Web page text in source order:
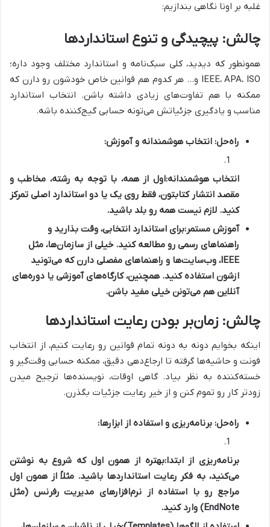
غلبه بر اونا نگاهی بندازیم:
چالش: پیچیدگی و تنوع استانداردها
همونطور که دیدید، کلی سبک‌نامه و استاندارد مختلف وجود داره؛
IEEE، APA، ISO و… هر کدوم هم قوانین خاص خودشون رو دارن که
ممکنه با هم تفاوت‌های زیادی داشته باشن. انتخاب استاندارد
مناسب و یادگیری جزئیاتش می‌تونه حسابی گیج‌کننده باشه.
راه‌حل: انتخاب هوشمندانه و آموزش:
انتخاب هوشمندانه:اول از همه، با توجه به رشته، مخاطب و
مقصد انتشار کتابتون، فقط روی یک یا دو استاندارد اصلی تمرکز
کنید. لازم نیست همه رو بلد باشید.
آموزش مستمر:برای استاندارد انتخابی، وقت بذارید و
راهنماهای رسمی رو مطالعه کنید. خیلی از سازمان‌ها، مثل
IEEE، وب‌سایت‌ها و راهنماهای مفصلی دارن که می‌تونید
ازشون استفاده کنید. همچنین، کارگاه‌های آموزشی یا دوره‌های
آنلاین هم می‌تونن خیلی مفید باشن.
چالش: زمان‌بر بودن رعایت استانداردها
اینکه بخوایم دونه به دونه تمام قوانین رو رعایت کنیم، از انتخاب
فونت و حاشیه‌ها گرفته تا ارجاع‌دهی دقیق، ممکنه حسابی وقت‌گیر و
خسته‌کننده به نظر بیاد. گاهی اوقات، نویسنده‌ها ترجیح میدن
زودتر کار رو تموم کنن و از خیر رعایت جزئیات بگذرن.
راه‌حل: برنامه‌ریزی و استفاده از ابزارها:
برنامه‌ریزی از ابتدا:بهتره از همون اول که شروع به نوشتن
می‌کنید، به فکر رعایت استانداردها باشید. مثلاً از همون اول
مراجع رو با استفاده از نرم‌افزارهای مدیریت رفرنس (مثل
EndNote) وارد کنید.